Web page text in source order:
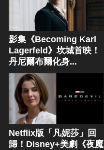
影集《Becoming Karl
Lagerfeld》坎城首映！
丹尼爾布爾化身...
Netflix版「凡妮莎」回
歸！Disney+美劇《夜魔